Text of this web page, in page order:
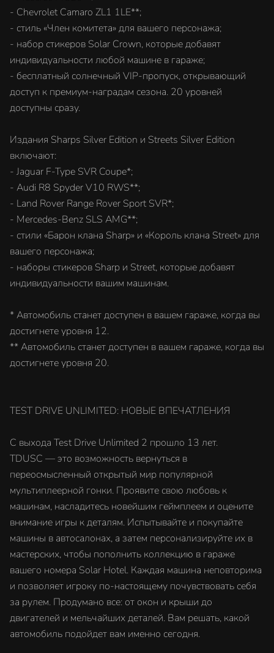
- Chevrolet Camaro ZL1 1LE**;
- стиль «Член комитета» для вашего персонажа;
- набор стикеров Solar Crown, которые добавят
индивидуальности любой машине в гараже;
- бесплатный солнечный VIP-пропуск, открывающий
доступ к премиум-наградам сезона. 20 уровней
доступны сразу.
Издания Sharps Silver Edition и Streets Silver Edition
включают:
- Jaguar F-Type SVR Coupe*;
- Audi R8 Spyder V10 RWS**;
- Land Rover Range Rover Sport SVR*;
- Mercedes-Benz SLS AMG**;
- стили «Барон клана Sharp» и «Король клана Street» для
вашего персонажа;
- наборы стикеров Sharp и Street, которые добавят
индивидуальности вашим машинам.
* Автомобиль станет доступен в вашем гараже, когда вы
достигнете уровня 12.
** Автомобиль станет доступен в вашем гараже, когда вы
достигнете уровня 20.
TEST DRIVE UNLIMITED: НОВЫЕ ВПЕЧАТЛЕНИЯ
С выхода Test Drive Unlimited 2 прошло 13 лет.
TDUSC — это возможность вернуться в
переосмысленный открытый мир популярной
мультиплеерной гонки. Проявите свою любовь к
машинам, насладитесь новейшим геймплеем и оцените
внимание игры к деталям. Испытывайте и покупайте
машины в автосалонах, а затем персонализируйте их в
мастерских, чтобы пополнить коллекцию в гараже
вашего номера Solar Hotel. Каждая машина неповторима
и позволяет игроку по-настоящему почувствовать себя
за рулем. Продумано все: от окон и крыши до
двигателей и мельчайших деталей. Вам решать, какой
автомобиль подойдет вам именно сегодня.